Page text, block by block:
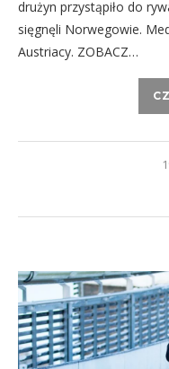
drużyn przystąpiło do
sięgnęli Norwegowie.
Austriacy. ZOBACZ…